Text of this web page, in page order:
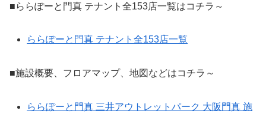
■ららぽーと門真 テナント全153店一覧はコチラ～
ららぽーと門真 テナント全153店一覧
■施設概要、フロアマップ、地図などはコチラ～
ららぽーと門真 三井アウトレットパーク 大阪門真 施